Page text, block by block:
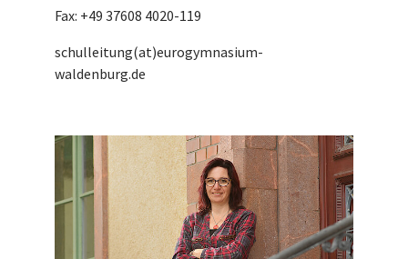
Fax: +49 37608 4020-119
schulleitung(at)eurogymnasium-
waldenburg.de